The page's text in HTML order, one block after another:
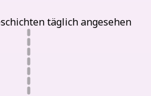
täglich angesehen